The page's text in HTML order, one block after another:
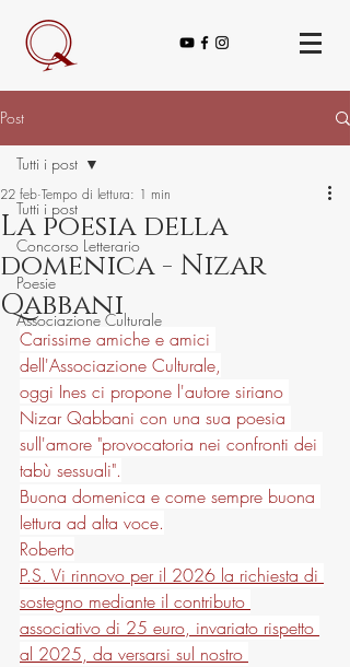
Post
Tutti i post
Concorso Letterario
Poesie
Associazione Culturale
Tutti i post
La poesia della
domenica - Nizar
Qabbani
22 feb Tempo di lettura: 1 min
Carissime amiche e amici
dell'Associazione Culturale,
oggi Ines ci propone l'autore siriano
Nizar Qabbani con una sua poesia
sull'amore "provocatoria nei confronti dei
tabù sessuali".
Buona domenica e come sempre buona
lettura ad alta voce.
Roberto
P.S. Vi rinnovo per il 2026 la richiesta di
sostegno mediante il contributo
associativo di 25 euro, invariato rispetto
al 2025, da versarsi sul nostro